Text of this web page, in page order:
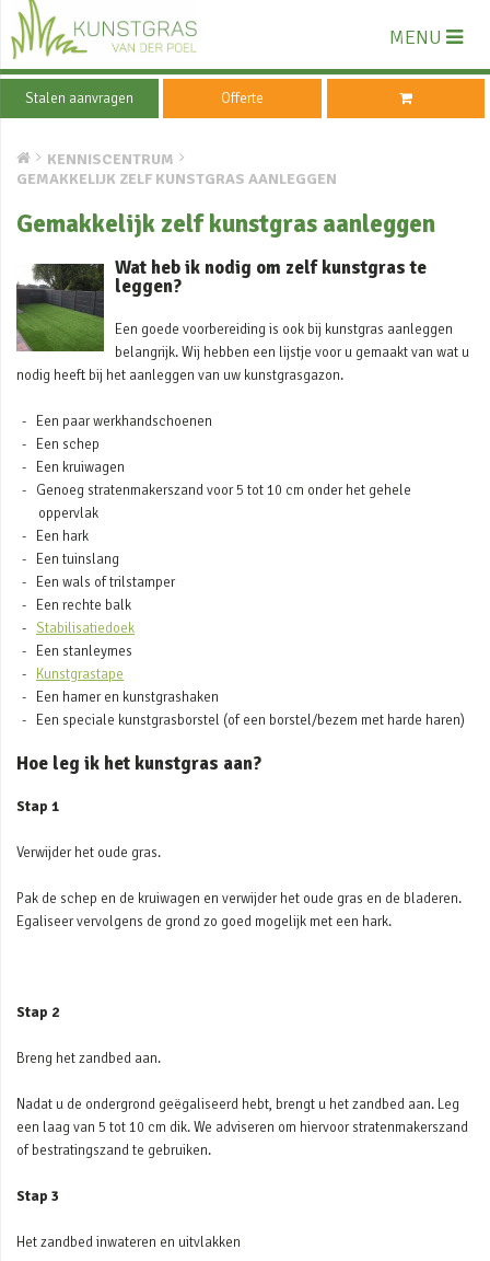
MENU
Stalen aanvragen Offerte
KENNISCENTRUM
GEMAKKELIJK ZELF KUNSTGRAS AANLEGGEN
Gemakkelijk zelf kunstgras aanleggen
Wat heb ik nodig om zelf kunstgras te
leggen?
Een goede voorbereiding is ook bij kunstgras aanleggen
belangrijk. Wij hebben een lijstje voor u gemaakt van wat u
nodig heeft bij het aanleggen van uw kunstgrasgazon.
Een paar werkhandschoenen
Een schep
Een kruiwagen
Genoeg stratenmakerszand voor 5 tot 10 cm onder het gehele
oppervlak
Een hark
Een tuinslang
Een wals of trilstamper
Een rechte balk
Stabilisatiedoek
Een stanleymes
Kunstgrastape
Een hamer en kunstgrashaken
Een speciale kunstgrasborstel (of een borstel/bezem met harde haren)
Hoe leg ik het kunstgras aan?
Stap 1
Verwijder het oude gras.
Pak de schep en de kruiwagen en verwijder het oude gras en de bladeren.
Egaliseer vervolgens de grond zo goed mogelijk met een hark.
Stap 2
Breng het zandbed aan.
Nadat u de ondergrond geëgaliseerd hebt, brengt u het zandbed aan. Leg
een laag van 5 tot 10 cm dik. We adviseren om hiervoor stratenmakerszand
of bestratingszand te gebruiken.
Stap 3
Het zandbed inwateren en uitvlakken